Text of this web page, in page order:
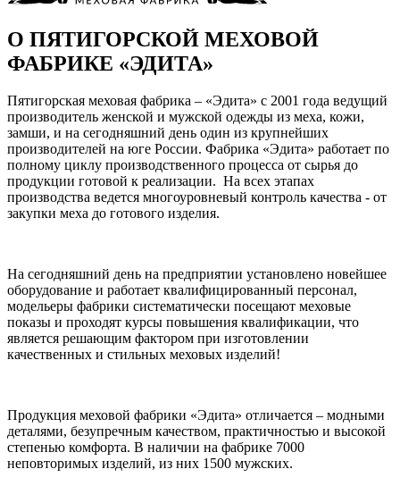
О ПЯТИГОРСКОЙ МЕХОВОЙ
ФАБРИКЕ «ЭДИТА»
Пятигорская меховая фабрика – «Эдита» с 2001 года ведущий
производитель женской и мужской одежды из меха, кожи,
замши, и на сегодняшний день один из крупнейших
производителей на юге России. Фабрика «Эдита» работает по
полному циклу производственного процесса от сырья до
продукции готовой к реализации. На всех этапах
производства ведется многоуровневый контроль качества - от
закупки меха до готового изделия.
На сегодняшний день на предприятии установлено новейшее
оборудование и работает квалифицированный персонал,
модельеры фабрики систематически посещают меховые
показы и проходят курсы повышения квалификации, что
является решающим фактором при изготовлении
качественных и стильных меховых изделий!
Продукция меховой фабрики «Эдита» отличается – модными
деталями, безупречным качеством, практичностью и высокой
степенью комфорта. В наличии на фабрике 7000
неповторимых изделий, из них 1500 мужских.